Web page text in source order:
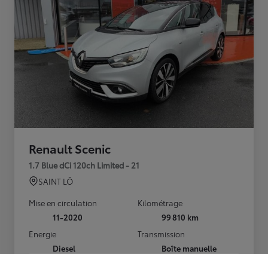
Renault Scenic
1.7 Blue dCi 120ch Limited - 21
SAINT LÔ
Mise en circulation
11-2020
Kilométrage
99 810 km
Energie
Diesel
Transmission
Boîte manuelle